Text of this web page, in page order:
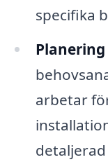
specifika
arbetar